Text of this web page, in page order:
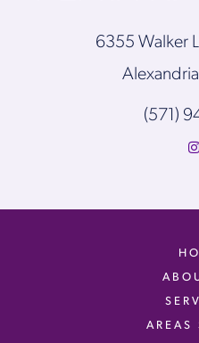
6355 Walker
(571)
AREAS